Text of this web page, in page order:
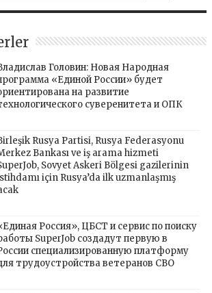
Головин: Новая Народная
«Единой России» будет
на развитие
суверенитета и ОПК
Rusya Partisi, Rusya Federasyonu
Bankası ve iş arama hizmeti
Sovyet Askeri Bölgesi gazilerinin
için Rusya’da ilk uzmanlaşmış
Россия», ЦБСТ и сервис по поиску
SuperJob создадут первую в
специализированную платформу
трудоустройства ветеранов СВО